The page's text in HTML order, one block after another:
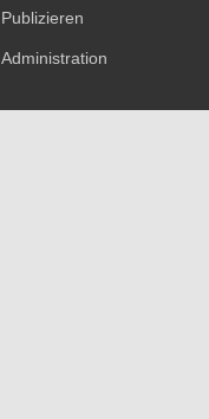
Publizieren
Administration